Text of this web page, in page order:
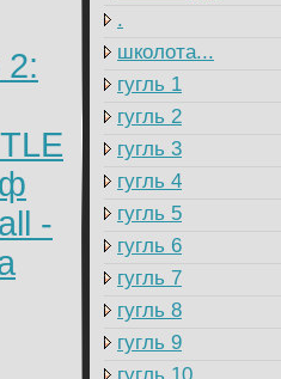
2:
-
.
школота...
гугль 1
гугль 2
гугль 3
гугль 4
гугль 5
гугль 6
гугль 7
гугль 8
гугль 9